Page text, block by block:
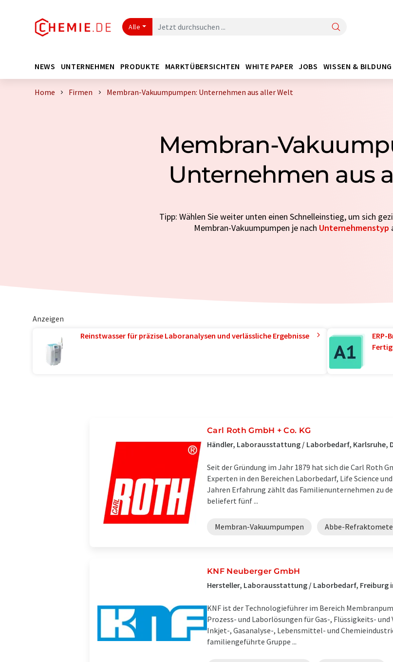
Alle
NEWS UNTERNEHMEN PRODUKTE MARKTÜBERSICHTEN WHITE PAPER JOBS WISSEN & BILDUNG
Home Firmen Membran-Vakuumpumpen: Unternehmen aus aller Welt
Membran-
Unternehmen aus
Tipp: Wählen Sie weiter unten einen Schnelleinstieg, um sich
Membran-Vakuumpumpen je nach Unternehmenstyp
Anzeigen
Reinstwasser für präzise Laboranalysen und verlässliche Ergebnisse
ERP-
Carl Roth GmbH + Co. KG
Händler, Laborausstattung / Laborbedarf, Karlsruhe,
Seit der Gründung im Jahr 1879 hat sich die Carl Roth
Experten in den Bereichen Laborbedarf, Life Science
Jahren Erfahrung zählt das Familienunternehmen zu
beliefert fünf ...
Membran-Vakuumpumpen Abbe-
KNF Neuberger GmbH
Hersteller, Laborausstattung / Laborbedarf, Freiburg
KNF ist der Technologieführer im Bereich
Prozess- und Laborlösungen für Gas-, Flüssigkeits-
Inkjet-, Gasanalyse-, Lebensmittel- und
familiengeführte Gruppe ...